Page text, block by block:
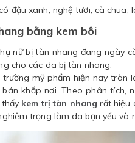
đậu xanh, nghệ tươi, cà chua,
bằng kem bôi
nữ bị tàn nhang đang ngày
cho các da bị tàn nhang.
mỹ phẩm hiện nay tràn
khắp nơi. Theo phân tích,
kem trị tàn nhang rất hiệu
trọng làm da bạn yếu và